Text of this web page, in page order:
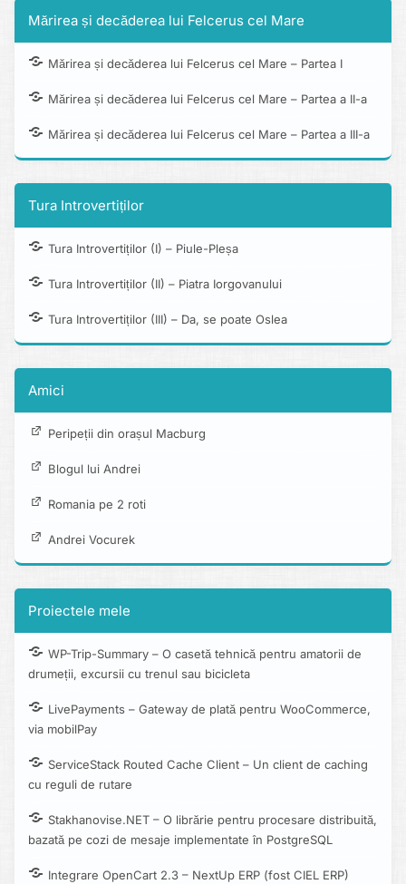
Mărirea și decăderea lui Felcerus cel Mare
Mărirea și decăderea lui Felcerus cel Mare – Partea I
Mărirea și decăderea lui Felcerus cel Mare – Partea a II-a
Mărirea și decăderea lui Felcerus cel Mare – Partea a III-a
Tura Introvertiților
Tura Introvertiților (I) – Piule-Pleșa
Tura Introvertiților (II) – Piatra Iorgovanului
Tura Introvertiților (III) – Da, se poate Oslea
Amici
Peripeții din orașul Macburg
Blogul lui Andrei
Romania pe 2 roti
Andrei Vocurek
Proiectele mele
WP-Trip-Summary – O casetă tehnică pentru amatorii de
drumeții, excursii cu trenul sau bicicleta
LivePayments – Gateway de plată pentru WooCommerce,
via mobilPay
ServiceStack Routed Cache Client – Un client de caching
cu reguli de rutare
Stakhanovise.NET – O librărie pentru procesare distribuită,
bazată pe cozi de mesaje implementate în PostgreSQL
Integrare OpenCart 2.3 – NextUp ERP (fost CIEL ERP)